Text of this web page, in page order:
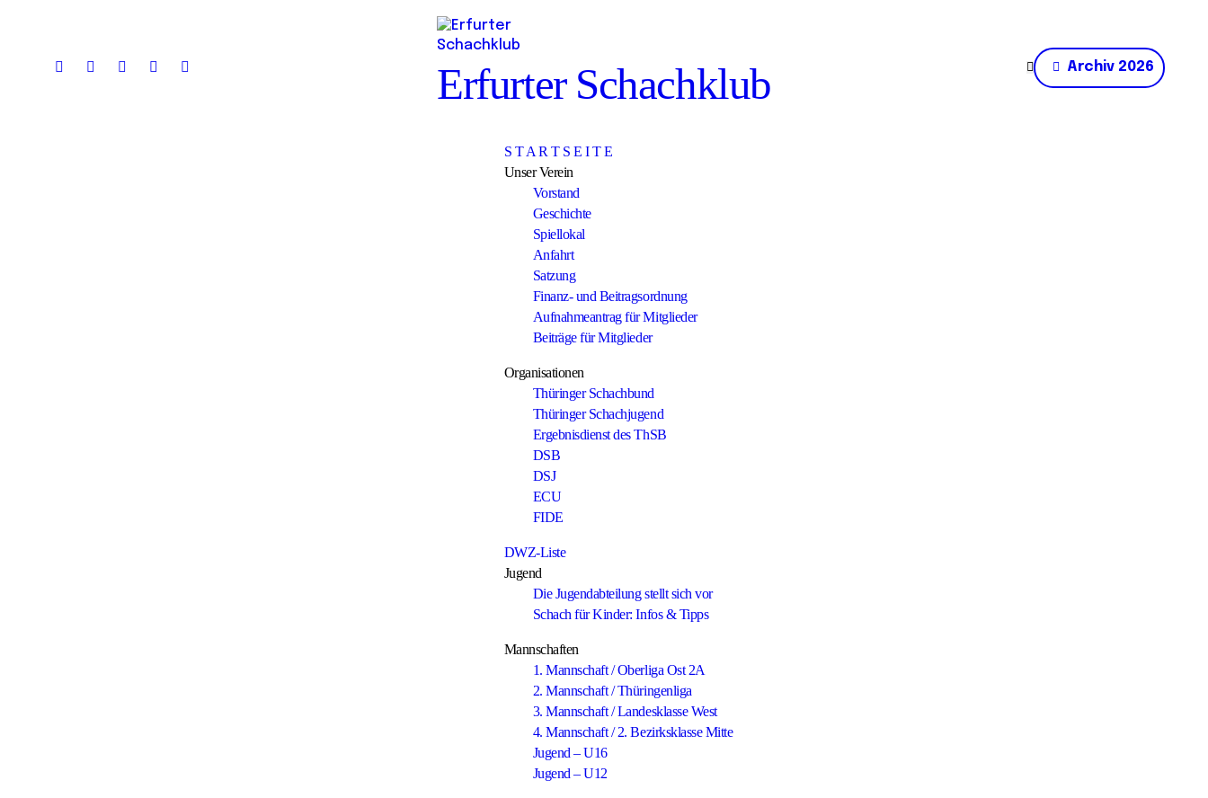
Erfurter Schachklub Archiv 2026
S T A R T S E I T E
Unser Verein
Vorstand
Geschichte
Spiellokal
Anfahrt
Satzung
Finanz- und Beitragsordnung
Aufnahmeantrag für Mitglieder
Beiträge für Mitglieder
Organisationen
Thüringer Schachbund
Thüringer Schachjugend
Ergebnisdienst des ThSB
DSB
DSJ
ECU
FIDE
DWZ-Liste
Jugend
Die Jugendabteilung stellt sich vor
Schach für Kinder: Infos & Tipps
Mannschaften
1. Mannschaft / Oberliga Ost 2A
2. Mannschaft / Thüringenliga
3. Mannschaft / Landesklasse West
4. Mannschaft / 2. Bezirksklasse Mitte
Jugend – U16
Jugend – U12